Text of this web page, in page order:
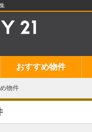
おすすめ物件
物件